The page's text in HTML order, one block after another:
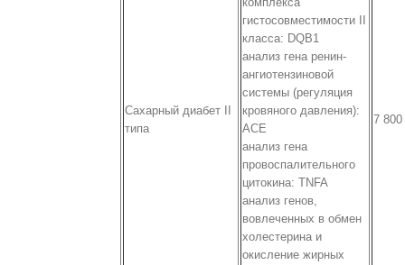
Сахарный диабет II
типа
гистосовместимости II
класса: DQB1
анализ гена ренин-
ангиотензиновой
системы (регуляция
кровяного давления):
ACE
анализ гена
провоспалительного
цитокина: TNFA
анализ генов,
вовлеченных в обмен
холестерина и
окисление жирных
7 800